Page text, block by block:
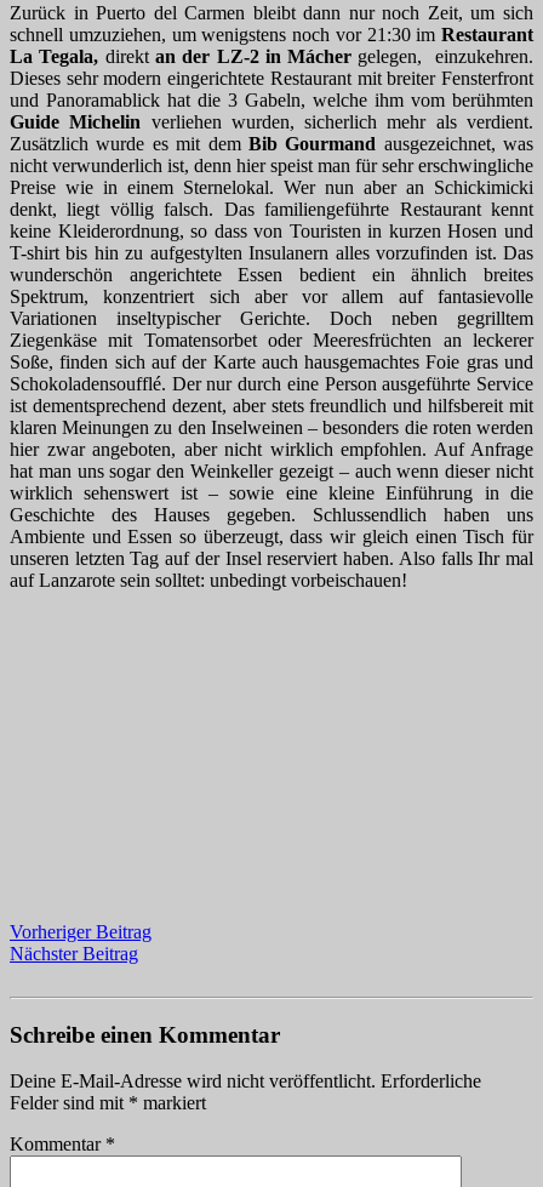
Zurück in Puerto del Carmen bleibt dann nur noch Zeit, um sich
schnell umzuziehen, um wenigstens noch vor 21:30 im Restaurant
La Tegala, direkt an der LZ-2 in Mácher gelegen, einzukehren.
Dieses sehr modern eingerichtete Restaurant mit breiter Fensterfront
und Panoramablick hat die 3 Gabeln, welche ihm vom berühmten
Guide Michelin verliehen wurden, sicherlich mehr als verdient.
Zusätzlich wurde es mit dem Bib Gourmand ausgezeichnet, was
nicht verwunderlich ist, denn hier speist man für sehr erschwingliche
Preise wie in einem Sternelokal. Wer nun aber an Schickimicki
denkt, liegt völlig falsch. Das familiengeführte Restaurant kennt
keine Kleiderordnung, so dass von Touristen in kurzen Hosen und
T-shirt bis hin zu aufgestylten Insulanern alles vorzufinden ist. Das
wunderschön angerichtete Essen bedient ein ähnlich breites
Spektrum, konzentriert sich aber vor allem auf fantasievolle
Variationen inseltypischer Gerichte. Doch neben gegrilltem
Ziegenkäse mit Tomatensorbet oder Meeresfrüchten an leckerer
Soße, finden sich auf der Karte auch hausgemachtes Foie gras und
Schokoladensoufflé. Der nur durch eine Person ausgeführte Service
ist dementsprechend dezent, aber stets freundlich und hilfsbereit mit
klaren Meinungen zu den Inselweinen – besonders die roten werden
hier zwar angeboten, aber nicht wirklich empfohlen. Auf Anfrage
hat man uns sogar den Weinkeller gezeigt – auch wenn dieser nicht
wirklich sehenswert ist – sowie eine kleine Einführung in die
Geschichte des Hauses gegeben. Schlussendlich haben uns
Ambiente und Essen so überzeugt, dass wir gleich einen Tisch für
unseren letzten Tag auf der Insel reserviert haben. Also falls Ihr mal
auf Lanzarote sein solltet: unbedingt vorbeischauen!
Vorheriger Beitrag
Nächster Beitrag
Schreibe einen Kommentar
Deine E-Mail-Adresse wird nicht veröffentlicht. Erforderliche
Felder sind mit * markiert
Kommentar *